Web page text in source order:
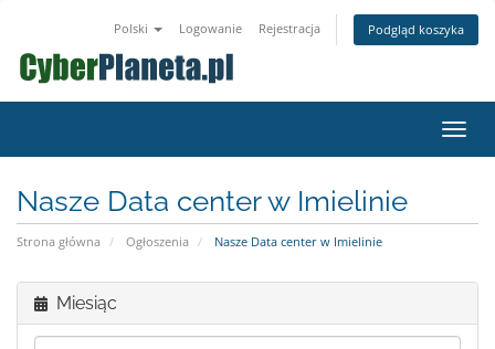
Polski Logowanie Rejestracja Podgląd koszyka
Nasze Data center w Imielinie
Strona główna Ogłoszenia Nasze Data center w Imielinie
Miesiąc